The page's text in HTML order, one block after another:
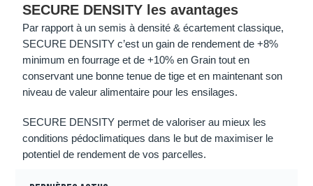
SECURE DENSITY les avantages
Par rapport à un semis à densité & écartement classique,
SECURE DENSITY c’est un gain de rendement de +8%
minimum en fourrage et de +10% en Grain tout en
conservant une bonne tenue de tige et en maintenant son
niveau de valeur alimentaire pour les ensilages.
SECURE DENSITY permet de valoriser au mieux les
conditions pédoclimatiques dans le but de maximiser le
potentiel de rendement de vos parcelles.